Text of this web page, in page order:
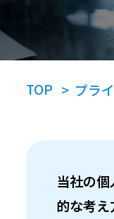
TOP > プラ
当社の
的な考